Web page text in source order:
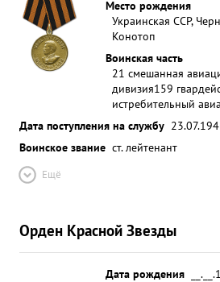
Место рождения
Украинская ССР,
Конотоп
Воинская часть
21 смешанная
дивизия159
истребительный
Дата поступления на службу
Воинское звание ст. лейтенант
Ещё
Орден Красной Звезды
Дата рождения